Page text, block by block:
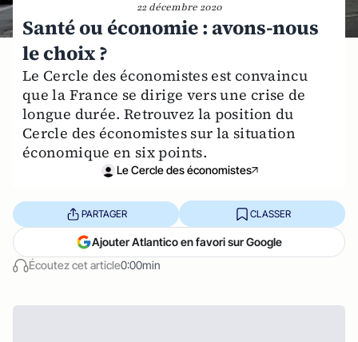
22 décembre 2020
Santé ou économie : avons-nous
le choix ?
Le Cercle des économistes est convaincu
que la France se dirige vers une crise de
longue durée. Retrouvez la position du
Cercle des économistes sur la situation
économique en six points.
Le Cercle des économistes
Écoutez cet article0:00min
PARTAGER CLASSER
Ajouter Atlantico en favori sur Google